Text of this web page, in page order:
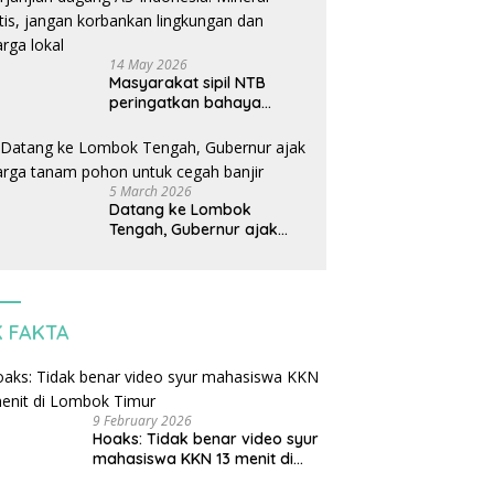
14 May 2026
Masyarakat sipil NTB
peringatkan bahaya
Indonesia: Mineral kritis,
jangan korbankan
lingkungan dan warga
lokal
5 March 2026
Datang ke Lombok
Tengah, Gubernur ajak
FAKTA
9 February 2026
Hoaks: Tidak benar video syur
mahasiswa KKN 13 menit di